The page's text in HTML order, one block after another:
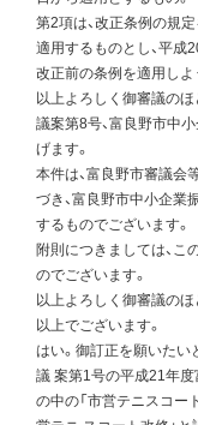
第2項は、改正条例の規
適用するものとし、平成
改正前の条例を適用しよ
以上よろしく御審議のほ
議案第8号、富良野市中
げます。
本件は、富良野市審議
づき、富良野市中小企業
するものでございます。
附則につきましては、
のでございます。
以上よろしく御審議のほ
以上でございます。
はい。御訂正を願いたい
議 案第1号の平成21年度
の中の「市営テニスコー